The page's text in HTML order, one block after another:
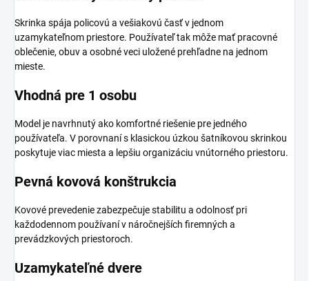
Skrinka spája policovú a vešiakovú časť v jednom
uzamykateľnom priestore. Používateľ tak môže mať pracovné
oblečenie, obuv a osobné veci uložené prehľadne na jednom
mieste.
Vhodná pre 1 osobu
Model je navrhnutý ako komfortné riešenie pre jedného
používateľa. V porovnaní s klasickou úzkou šatníkovou skrinkou
poskytuje viac miesta a lepšiu organizáciu vnútorného priestoru.
Pevná kovová konštrukcia
Kovové prevedenie zabezpečuje stabilitu a odolnosť pri
každodennom používaní v náročnejších firemných a
prevádzkových priestoroch.
Uzamykateľné dvere